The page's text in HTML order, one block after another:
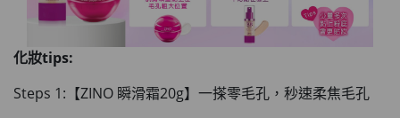
化妝tips:
Steps 1:【ZINO 瞬滑霜20g】一搽零毛孔，秒速柔焦毛孔